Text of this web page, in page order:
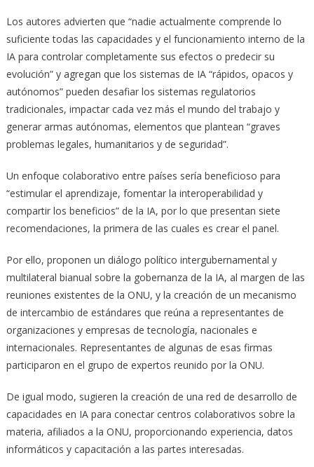
Los autores advierten que “nadie actualmente comprende lo
suficiente todas las capacidades y el funcionamiento interno de la
IA para controlar completamente sus efectos o predecir su
evolución” y agregan que los sistemas de IA “rápidos, opacos y
autónomos” pueden desafiar los sistemas regulatorios
tradicionales, impactar cada vez más el mundo del trabajo y
generar armas autónomas, elementos que plantean “graves
problemas legales, humanitarios y de seguridad”.
Un enfoque colaborativo entre países sería beneficioso para
“estimular el aprendizaje, fomentar la interoperabilidad y
compartir los beneficios” de la IA, por lo que presentan siete
recomendaciones, la primera de las cuales es crear el panel.
Por ello, proponen un diálogo político intergubernamental y
multilateral bianual sobre la gobernanza de la IA, al margen de las
reuniones existentes de la ONU, y la creación de un mecanismo
de intercambio de estándares que reúna a representantes de
organizaciones y empresas de tecnología, nacionales e
internacionales. Representantes de algunas de esas firmas
participaron en el grupo de expertos reunido por la ONU.
De igual modo, sugieren la creación de una red de desarrollo de
capacidades en IA para conectar centros colaborativos sobre la
materia, afiliados a la ONU, proporcionando experiencia, datos
informáticos y capacitación a las partes interesadas.